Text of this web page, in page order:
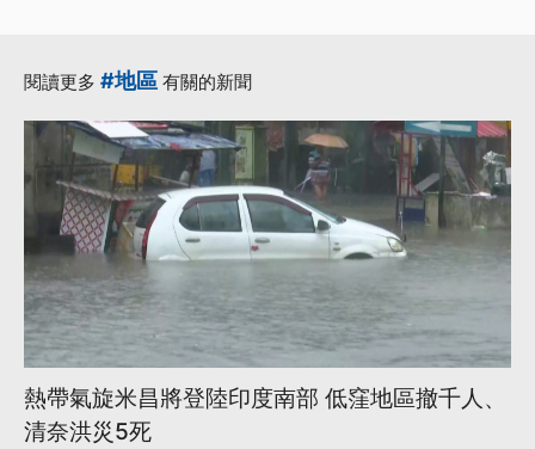
閱讀更多 #地區 有關的新聞
熱帶氣旋米昌將登陸印度南部 低窪地區撤千人、
清奈洪災5死